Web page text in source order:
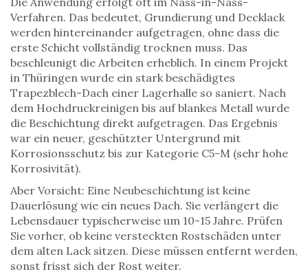
Verfahren. Das bedeutet, Grundierung und Decklack
werden hintereinander aufgetragen, ohne dass die
erste Schicht vollständig trocknen muss. Das
beschleunigt die Arbeiten erheblich. In einem Projekt
in Thüringen wurde ein stark beschädigtes
Trapezblech-Dach einer Lagerhalle so saniert. Nach
dem Hochdruckreinigen bis auf blankes Metall wurde
die Beschichtung direkt aufgetragen. Das Ergebnis
war ein neuer, geschützter Untergrund mit
Korrosionsschutz bis zur Kategorie C5-M (sehr hohe
Korrosivität).
Aber Vorsicht: Eine Neubeschichtung ist keine
Dauerlösung wie ein neues Dach. Sie verlängert die
Lebensdauer typischerweise um 10-15 Jahre. Prüfen
Sie vorher, ob keine versteckten Rostschäden unter
dem alten Lack sitzen. Diese müssen entfernt werden,
sonst frisst sich der Rost weiter.